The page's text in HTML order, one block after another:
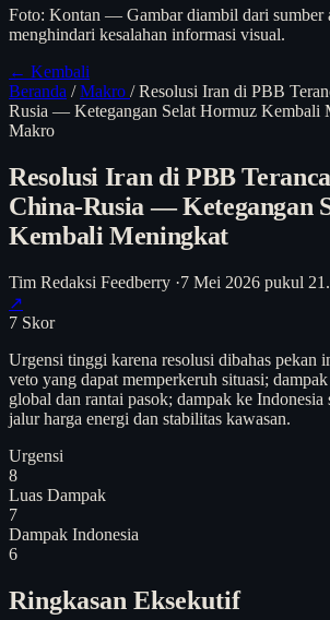
Foto: Kontan — Gambar diambil dari sumber
menghindari kesalahan informasi visual.
← Kembali
Beranda / Makro / Resolusi Iran di PBB
Rusia — Ketegangan Selat Hormuz Kembali
Makro
Resolusi Iran di PBB
China-Rusia — Ketegangan
Kembali Meningkat
Tim Redaksi Feedberry ·7 Mei 2026 pukul
↗
7 Skor
Urgensi tinggi karena resolusi dibahas pekan
veto yang dapat memperkeruh situasi;
global dan rantai pasok; dampak ke
jalur harga energi dan stabilitas kawasan.
Urgensi
8
Luas Dampak
7
Dampak Indonesia
6
Ringkasan Eksekutif